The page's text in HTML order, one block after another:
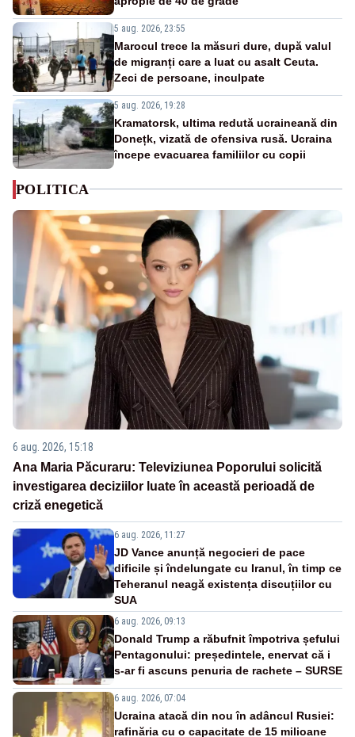
5 aug. 2026, 23:55
Marocul trece la măsuri dure, după valul
de migranți care a luat cu asalt Ceuta.
Zeci de persoane, inculpate
5 aug. 2026, 19:28
Kramatorsk, ultima redută ucraineană din
Donețk, vizată de ofensiva rusă. Ucraina
începe evacuarea familiilor cu copii
POLITICA
6 aug. 2026, 15:18
Ana Maria Păcuraru: Televiziunea Poporului solicită
investigarea deciziilor luate în această perioadă de
criză enegetică
6 aug. 2026, 11:27
JD Vance anunță negocieri de pace
dificile și îndelungate cu Iranul, în timp ce
Teheranul neagă existența discuțiilor cu
SUA
6 aug. 2026, 09:13
Donald Trump a răbufnit împotriva șefului
Pentagonului: președintele, enervat că i
s-ar fi ascuns penuria de rachete – SURSE
6 aug. 2026, 07:04
Ucraina atacă din nou în adâncul Rusiei:
rafinăria cu o capacitate de 15 milioane